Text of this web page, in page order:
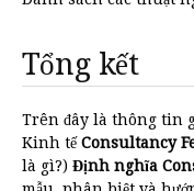
Tổng kết
Trên đây là thông tin
Kinh tếConsultancy
là gì?) Định nghĩa